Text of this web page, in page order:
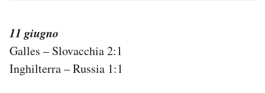
11 giugno
Galles – Slovacchia 2:1
Inghilterra – Russia 1:1